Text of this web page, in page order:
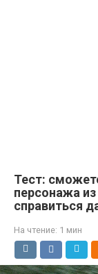
Тест:
персонажа
справиться
На чтение: 1 мин